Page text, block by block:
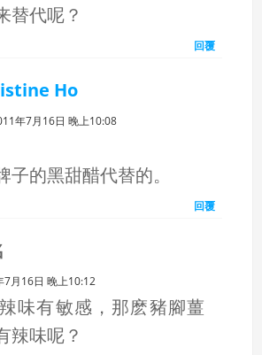
替代呢？
回覆
Ho
年7月16日 晚上10:08
子的黑甜醋代替的。
回覆
7月16日 晚上10:12
味有敏感，那麽豬腳薑
辣味呢？